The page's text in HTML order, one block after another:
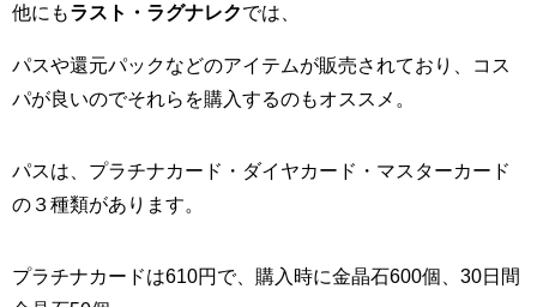
他にもラスト・ラグナレクでは、
パスや還元パックなどのアイテムが販売されており、コス
パが良いのでそれらを購入するのもオススメ。
パスは、プラチナカード・ダイヤカード・マスターカード
の３種類があります。
プラチナカードは610円で、購入時に金晶石600個、30日間